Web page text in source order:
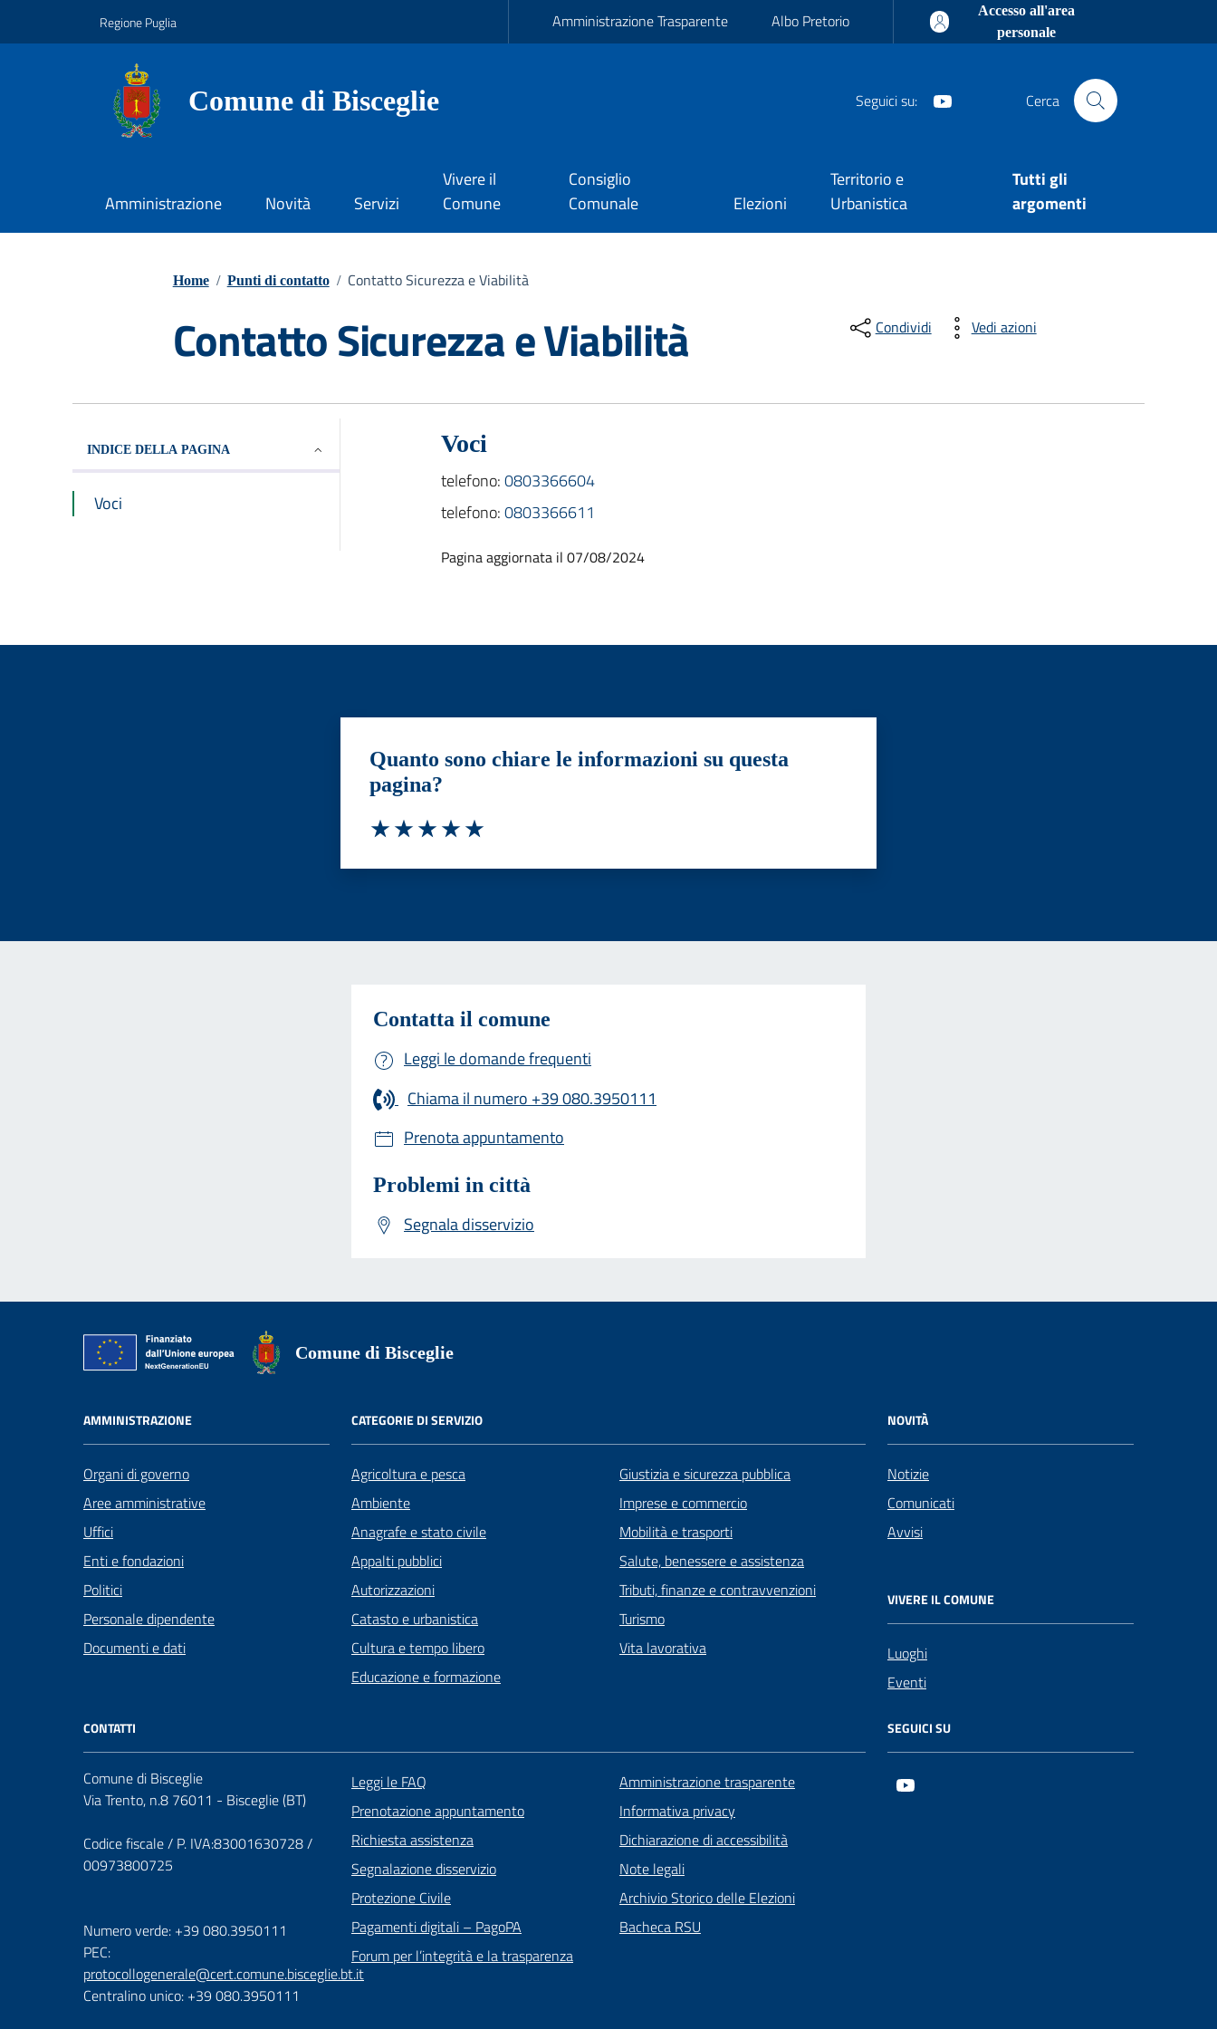
Regione Puglia Amministrazione Trasparente Albo Pretorio
Accesso all'area
personale
Comune di Bisceglie Seguici su: Cerca
Amministrazione Novità Servizi
Vivere il
Comune
Consiglio
Comunale
Elezioni
Territorio e
Urbanistica
Tutti gli
argomenti
Home / Punti di contatto / Contatto Sicurezza e Viabilità
Contatto Sicurezza e Viabilità Condividi Vedi azioni
INDICE DELLA PAGINA
Voci
Voci
telefono:0803366604
telefono:0803366611
Pagina aggiornata il 07/08/2024
Quanto sono chiare le informazioni su questa
pagina?
Contatta il comune
Leggi le domande frequenti
Chiama il numero +39 080.3950111
Prenota appuntamento
Problemi in città
Segnala disservizio
Comune di Bisceglie
AMMINISTRAZIONE
Organi di governo
Aree amministrative
Uffici
Enti e fondazioni
Politici
Personale dipendente
Documenti e dati
CATEGORIE DI SERVIZIO
Agricoltura e pesca
Ambiente
Anagrafe e stato civile
Appalti pubblici
Autorizzazioni
Catasto e urbanistica
Cultura e tempo libero
Educazione e formazione
Giustizia e sicurezza pubblica
Imprese e commercio
Mobilità e trasporti
Salute, benessere e assistenza
Tributi, finanze e contravvenzioni
Turismo
Vita lavorativa
NOVITÀ
Notizie
Comunicati
Avvisi
VIVERE IL COMUNE
Luoghi
Eventi
CONTATTI
Comune di Bisceglie
Via Trento, n.8 76011 - Bisceglie (BT)
Codice fiscale / P. IVA:83001630728 /
00973800725
Numero verde: +39 080.3950111
PEC:
protocollogenerale@cert.comune.bisceglie.bt.it
Centralino unico: +39 080.3950111
Leggi le FAQ
Prenotazione appuntamento
Richiesta assistenza
Segnalazione disservizio
Protezione Civile
Pagamenti digitali – PagoPA
Forum per l’integrità e la trasparenza
Amministrazione trasparente
Informativa privacy
Dichiarazione di accessibilità
Note legali
Archivio Storico delle Elezioni
Bacheca RSU
SEGUICI SU